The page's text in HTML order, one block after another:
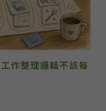
作整理邏輯不該每